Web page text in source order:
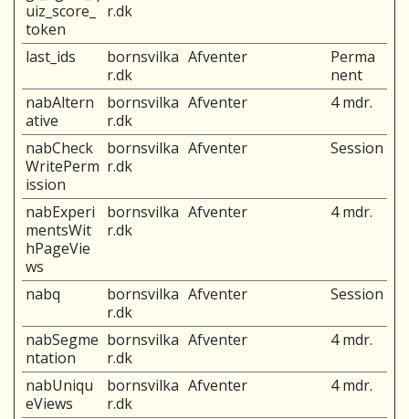
uiz_score_
token
r.dk
last_ids
bornsvilka
r.dk
Afventer
Perma
nent
nabAltern
ative
bornsvilka
r.dk
Afventer 4 mdr.
nabCheck
WritePerm
ission
bornsvilka
r.dk
Afventer Session
nabExperi
mentsWit
hPageVie
ws
bornsvilka
r.dk
Afventer 4 mdr.
nabq
bornsvilka
r.dk
Afventer Session
nabSegme
ntation
bornsvilka
r.dk
Afventer 4 mdr.
nabUniqu
eViews
bornsvilka
r.dk
Afventer 4 mdr.